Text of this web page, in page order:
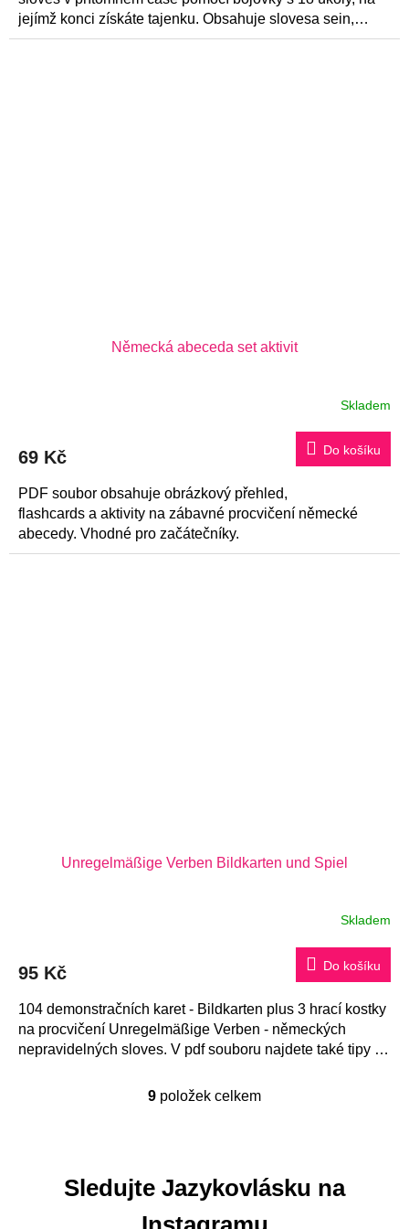
jejímž konci získáte tajenku. Obsahuje slovesa sein,
haben,...
Německá abeceda set aktivit
Skladem
69 Kč Do košíku
PDF soubor obsahuje obrázkový přehled,
flashcards a aktivity na zábavné procvičení německé
abecedy. Vhodné pro začátečníky.
Unregelmäßige Verben Bildkarten und Spiel
Skladem
95 Kč Do košíku
104 demonstračních karet - Bildkarten plus 3 hrací kostky
na procvičení Unregelmäßige Verben - německých
nepravidelných sloves. V pdf souboru najdete také tipy na
O
d
a
9 položek celkem
Sledujte Jazykovlásku na